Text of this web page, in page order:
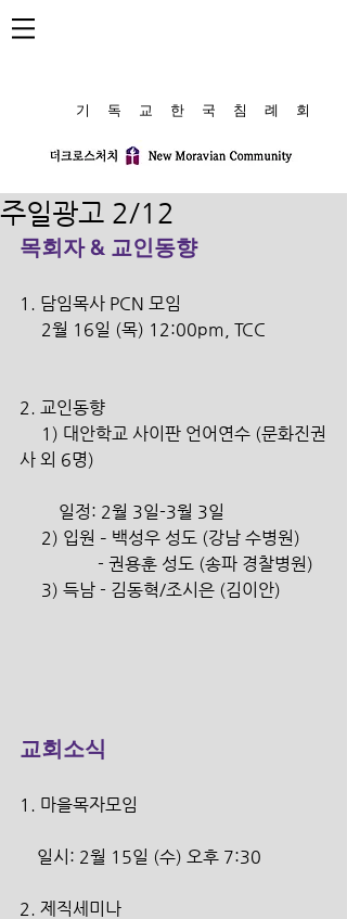
​기 독 교 한 국 침 례 회
주일광고 2/12
목회자 & 교인동향
1. 담임목사 PCN 모임
2. 교인동향
사 외 6명)
         일정: 2월 3일-3월 3일
     2) 입원 – 백성우 성도 (강남 수병원)
                  - 권용훈 성도 (송파 경찰병원)
교회소식
1. 마을목자모임
    일시: 2월 15일 (수) 오후 7:30
2. 제직세미나